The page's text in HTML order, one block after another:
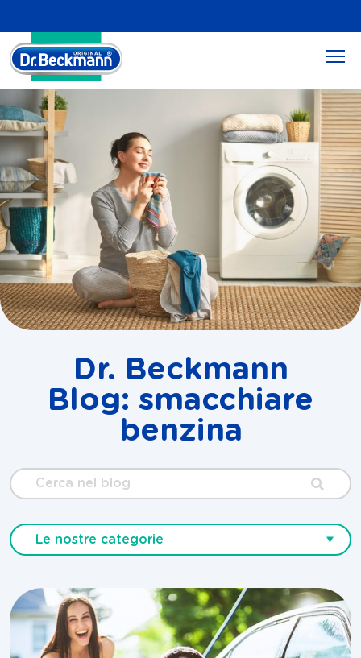
Dr. Beckmann
Blog: smacchiare
benzina
Cerca
nel
Le nostre categorie